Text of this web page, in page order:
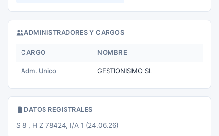
ADMINISTRADORES Y CARGOS
CARGO NOMBRE
Adm. Unico GESTIONISIMO SL
DATOS REGISTRALES
S 8 , H Z 78424, I/A 1 (24.06.26)